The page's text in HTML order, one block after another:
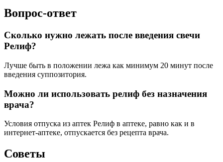
Вопрос-ответ
Сколько нужно лежать после введения свечи
Релиф?
Лучше быть в положении лежа как минимум 20 минут после
введения суппозитория.
Можно ли использовать релиф без назначения
врача?
Условия отпуска из аптек Релиф в аптеке, равно как и в
интернет-аптеке, отпускается без рецепта врача.
Советы